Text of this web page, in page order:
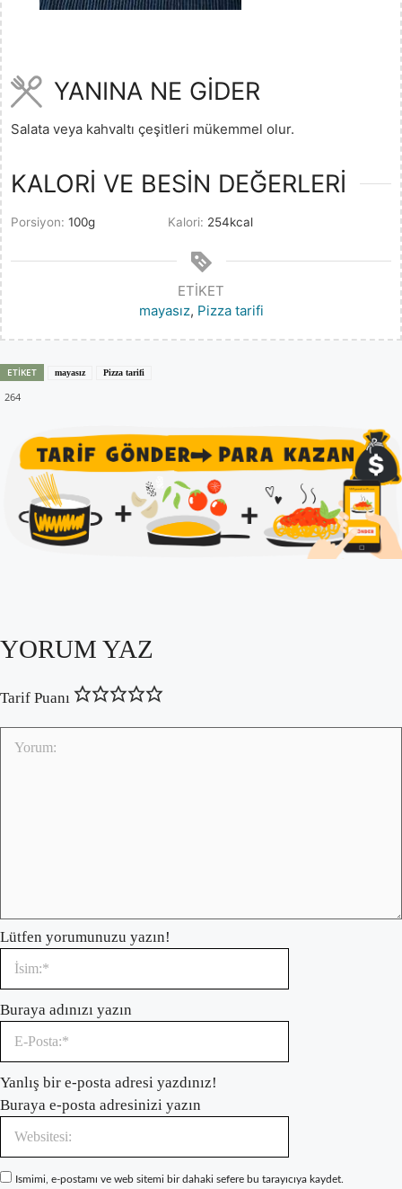
YANINA NE GİDER
Salata veya kahvaltı çeşitleri mükemmel olur.
KALORİ VE BESİN DEĞERLERİ
Porsiyon: 100g Kalori: 254kcal
ETIKET
mayasız, Pizza tarifi
ETIKET mayasız Pizza tarifi
264
YORUM YAZ
Tarif Puanı
Lütfen yorumunuzu yazın!
İsim:*
Buraya adınızı yazın
E-
Posta:*
Yanlış bir e-posta adresi yazdınız!
Buraya e-posta adresinizi yazın
Websitesi:
Ismimi, e-postamı ve web sitemi bir dahaki sefere bu tarayıcıya kaydet.